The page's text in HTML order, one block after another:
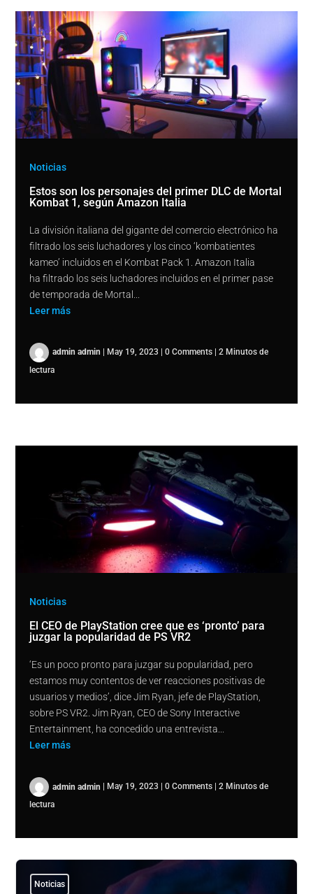
Noticias
Estos son los personajes del primer DLC de Mortal
Kombat 1, según Amazon Italia
La división italiana del gigante del comercio electrónico ha
filtrado los seis luchadores y los cinco ‘kombatientes
kameo’ incluidos en el Kombat Pack 1. Amazon Italia
ha filtrado los seis luchadores incluidos en el primer pase
de temporada de Mortal...
Leer más
admin admin May 19, 2023 |0 Comments |2 Minutos de
lectura
Noticias
El CEO de PlayStation cree que es ‘pronto’ para
juzgar la popularidad de PS VR2
‘Es un poco pronto para juzgar su popularidad, pero
estamos muy contentos de ver reacciones positivas de
usuarios y medios’, dice Jim Ryan, jefe de PlayStation,
sobre PS VR2. Jim Ryan, CEO de Sony Interactive
Entertainment, ha concedido una entrevista...
Leer más
admin admin May 19, 2023 |0 Comments |2 Minutos de
lectura
Noticias